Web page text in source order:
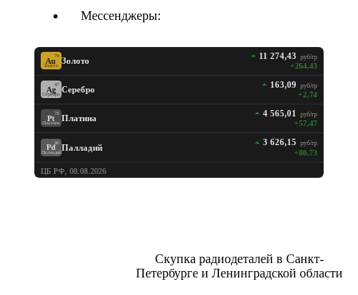
Мессенджеры:
79
Au
Золото Золото
11 274,43 руб/гр
+264,43
47
Ag
Серебро Серебро
163,09 руб/гр
+2,74
78
Pt
Платина Платина
4 565,01 руб/гр
+57,47
46
Pd
ПалладийПалладий
3 626,15 руб/гр
+80,73
ЦБ РФ, 08.08.2026
Скупка радиодеталей в Санкт-
Петербурге и Ленинградской области